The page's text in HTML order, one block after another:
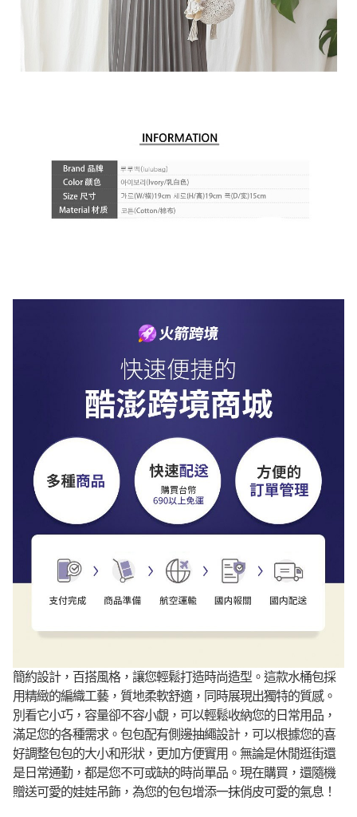
簡約設計，百搭風格，讓您輕鬆打造時尚造型。這款水桶包採
用精緻的編織工藝，質地柔軟舒適，同時展現出獨特的質感。
別看它小巧，容量卻不容小覷，可以輕鬆收納您的日常用品，
滿足您的各種需求。包包配有側邊抽繩設計，可以根據您的喜
好調整包包的大小和形狀，更加方便實用。無論是休閒逛街還
是日常通勤，都是您不可或缺的時尚單品。現在購買，還隨機
贈送可愛的娃娃吊飾，為您的包包增添一抹俏皮可愛的氣息！